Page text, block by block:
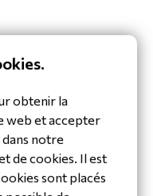
Achats
Hamers
obtenir la
web et accepter
notre
de cookies. Il est
sont placés